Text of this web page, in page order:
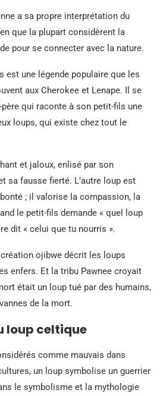
a sa propre interprétation du
que la plupart considèrent la
pour se connecter avec la nature.
est une légende populaire que les
aux Cherokee et Lenape. Il se
qui raconte à son petit-fils une
loups, qui existe chez tout le
et jaloux, enlisé par son
sa fausse fierté. L’autre loup est
; il valorise la compassion, la
le petit-fils demande « quel loup
dit « celui que tu nourris ».
ojibwe décrit les loups
enfers. Et la tribu Pawnee croyait
était un loup tué par des humains,
de la mort.
loup celtique
comme mauvais dans
un loup symbolise un guerrier
le symbolisme et la mythologie